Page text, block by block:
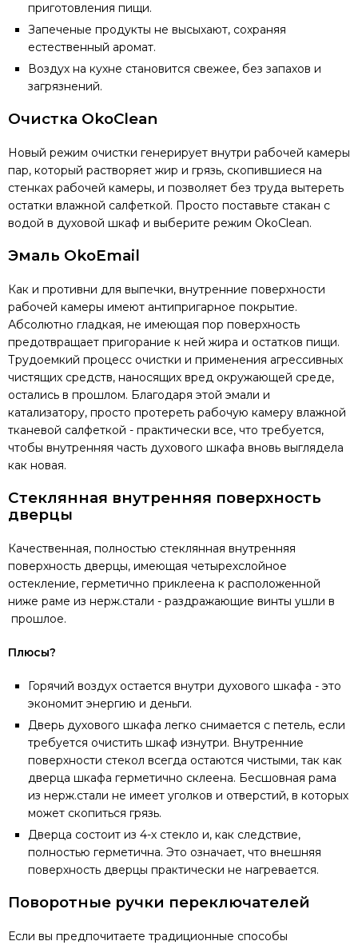
приготовления пищи.
Запеченые продукты не высыхают, сохраняя
естественный аромат.
Воздух на кухне становится свежее, без запахов и
загрязнений.
Очистка OkoClean
Новый режим очистки генерирует внутри рабочей камеры
пар, который растворяет жир и грязь, скопившиеся на
стенках рабочей камеры, и позволяет без труда вытереть
остатки влажной салфеткой. Просто поставьте стакан с
водой в духовой шкаф и выберите режим OkoClean.
Эмаль OkoEmail
Как и противни для выпечки, внутренние поверхности
рабочей камеры имеют антипригарное покрытие.
Абсолютно гладкая, не имеющая пор поверхность
предотвращает пригорание к ней жира и остатков пищи.
Трудоемкий процесс очистки и применения агрессивных
чистящих средств, наносящих вред окружающей среде,
остались в прошлом. Благодаря этой эмали и
катализатору, просто протереть рабочую камеру влажной
тканевой салфеткой - практически все, что требуется,
чтобы внутренняя часть духового шкафа вновь выглядела
как новая.
Стеклянная внутренняя поверхность
дверцы
Качественная, полностью стеклянная внутренняя
поверхность дверцы, имеющая четырехслойное
остекление, герметично приклеена к расположенной
ниже раме из нерж.стали - раздражающие винты ушли в
прошлое.
Плюсы?
Горячий воздух остается внутри духового шкафа - это
экономит энергию и деньги.
Дверь духового шкафа легко снимается с петель, если
требуется очистить шкаф изнутри. Внутренние
поверхности стекол всегда остаются чистыми, так как
дверца шкафа герметично склеена. Бесшовная рама
из нерж.стали не имеет уголков и отверстий, в которых
может скопиться грязь.
Дверца состоит из 4-х стекло и, как следствие,
полностью герметична. Это означает, что внешняя
поверхность дверцы практически не нагревается.
Поворотные ручки переключателей
Если вы предпочитаете традиционные способы